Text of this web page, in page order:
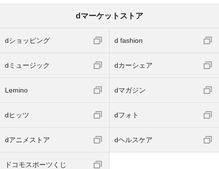
dマーケットストア
dショッピング d fashion
dミュージック dカーシェア
Lemino dマガジン
dヒッツ dフォト
dアニメストア dヘルスケア
ドコモスポーツくじ